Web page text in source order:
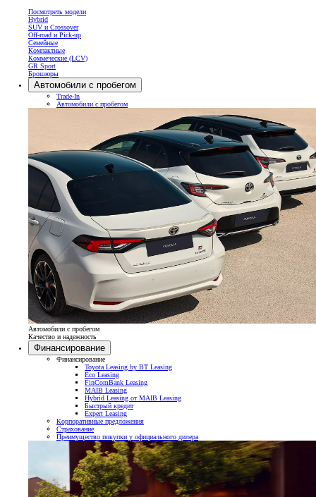
Посмотреть модели
Hybrid
SUV и Crossover
Off-road и Pick-up
Семейные
Компактные
Коммеческие (LCV)
GR Sport
Брошюры
Автомобили с пробегом
Trade-In
Автомобили с пробегом
Автомобили с пробегом
Качество и надежность
Финансирование
Финансирование
Toyota Leasing by BT Leasing
Eco Leasing
FinComBank Leasing
MAIB Leasing
Hybrid Leasing от MAIB Leasing
Быстрый кредит
Expert Leasing
Корпоративные предложения
Страхование
Преимущество покупки у официального дилера